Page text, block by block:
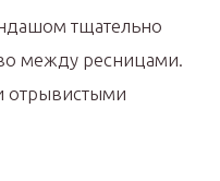
тщательно
между ресницами.
отрывистыми